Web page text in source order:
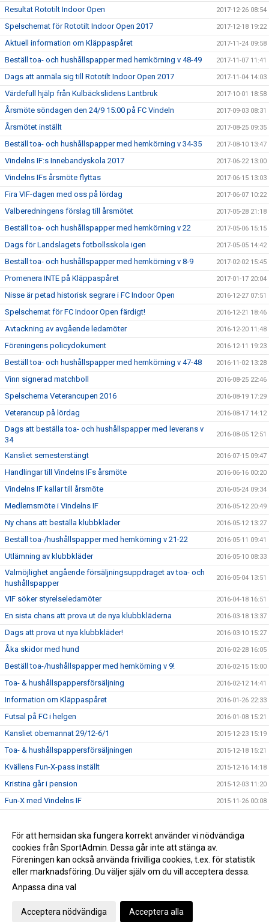
Resultat Rototilt Indoor Open 2017-12-26 08:54
Spelschemat för Rototilt Indoor Open 2017 2017-12-18 19:22
Aktuell information om Kläppaspåret 2017-11-24 09:58
Beställ toa- och hushållspapper med hemkörning v 48-49 2017-11-07 11:41
Dags att anmäla sig till Rototilt Indoor Open 2017 2017-11-04 14:03
Värdefull hjälp från Kulbäckslidens Lantbruk 2017-10-01 18:58
Årsmöte söndagen den 24/9 15:00 på FC Vindeln 2017-09-03 08:31
Årsmötet inställt 2017-08-25 09:35
Beställ toa- och hushållspapper med hemkörning v 34-35 2017-08-10 13:47
Vindelns IF:s Innebandyskola 2017 2017-06-22 13:00
Vindelns IFs årsmöte flyttas 2017-06-15 13:03
Fira VIF-dagen med oss på lördag 2017-06-07 10:22
Valberedningens förslag till årsmötet 2017-05-28 21:18
Beställ toa- och hushållspapper med hemkörning v 22 2017-05-06 15:15
Dags för Landslagets fotbollsskola igen 2017-05-05 14:42
Beställ toa- och hushållspapper med hemkörning v 8-9 2017-02-02 15:45
Promenera INTE på Kläppaspåret 2017-01-17 20:04
Nisse är petad historisk segrare i FC Indoor Open 2016-12-27 07:51
Spelschemat för FC Indoor Open färdigt! 2016-12-21 18:46
Avtackning av avgående ledamöter 2016-12-20 11:48
Föreningens policydokument 2016-12-11 19:23
Beställ toa- och hushållspapper med hemkörning v 47-48 2016-11-02 13:28
Vinn signerad matchboll 2016-08-25 22:46
Spelschema Veterancupen 2016 2016-08-19 17:29
Veterancup på lördag 2016-08-17 14:12
Dags att beställa toa- och hushållspapper med leverans v
34
2016-08-05 12:51
Kansliet semesterstängt 2016-07-15 09:47
Handlingar till Vindelns IFs årsmöte 2016-06-16 00:20
Vindelns IF kallar till årsmöte 2016-05-24 09:34
Medlemsmöte i Vindelns IF 2016-05-12 20:49
Ny chans att beställa klubbkläder 2016-05-12 13:27
Beställ toa-/hushållspapper med hemkörning v 21-22 2016-05-11 09:41
Utlämning av klubbkläder 2016-05-10 08:33
Valmöjlighet angående försäljningsuppdraget av toa- och
hushållspapper
2016-05-04 13:51
VIF söker styrelseledamöter 2016-04-18 16:51
En sista chans att prova ut de nya klubbkläderna 2016-03-18 13:37
Dags att prova ut nya klubbkläder! 2016-03-10 15:27
Åka skidor med hund 2016-02-28 16:05
Beställ toa-/hushållspapper med hemkörning v 9! 2016-02-15 15:00
Toa- & hushållspappersförsäljning 2016-02-12 14:41
Information om Kläppaspåret 2016-01-26 22:33
Futsal på FC i helgen 2016-01-08 15:21
Kansliet obemannat 29/12-6/1 2015-12-23 15:19
Toa- & hushållspappersförsäljningen 2015-12-18 15:21
Kvällens Fun-X-pass inställt 2015-12-16 14:18
Kristina går i pension 2015-12-03 11:20
Fun-X med Vindelns IF 2015-11-26 00:08
Beställ toa-/hushållspapper med hemkörning i november! 2015-11-04 15:51
Info om fikaförsäljning vid innebandymatcher 2015-11-04 12:58
Gå till Webbversion
För att hemsidan ska fungera korrekt använder vi nödvändiga
cookies från SportAdmin. Dessa går inte att stänga av.
Föreningen kan också använda frivilliga cookies, t.ex. för statistik
eller marknadsföring. Du väljer själv om du vill acceptera dessa.
Anpassa dina val
Acceptera nödvändiga Acceptera alla